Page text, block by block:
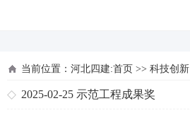
当前位置： 河北四建:首页 >> 科技创新
2025-02-25 示范工程成果奖